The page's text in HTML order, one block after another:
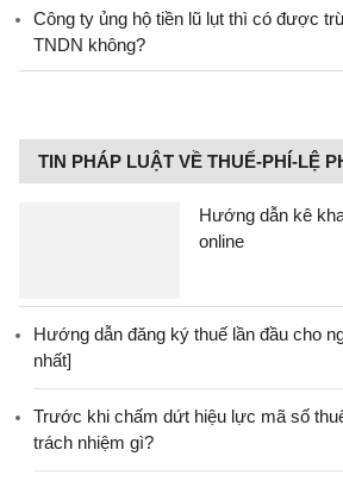
Công ty ủng hộ tiền lũ lụt thì có được
TNDN không?
TIN PHÁP LUẬT VỀ THUẾ-PHÍ-LỆ
Hướng dẫn kê
online
Hướng dẫn đăng ký thuế lần đầu cho
nhất]
Trước khi chấm dứt hiệu lực mã số
trách nhiệm gì?